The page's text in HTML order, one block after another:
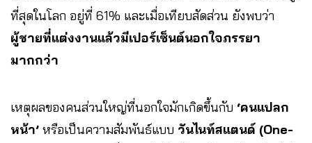
ที่สุดในโลก อยู่ที่ 61% และเมื่อเทียบสัดส่วน ยังพบว่า
ผู้ชายที่แต่งงานแล้วมีเปอร์เซ็นต์นอกใจภรรยา
มากกว่า
เหตุผลของคนส่วนใหญ่ที่นอกใจมักเกิดขึ้นกับ ‘คนแปลก
หน้า’ หรือเป็นความสัมพันธ์แบบ วันไนท์สแตนด์ (One-